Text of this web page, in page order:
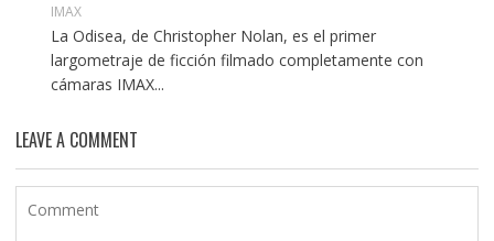
IMAX
La Odisea, de Christopher Nolan, es el primer
largometraje de ficción filmado completamente con
cámaras IMAX...
LEAVE A COMMENT